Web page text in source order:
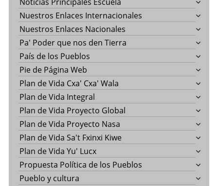
Nuestros Enlaces Internacionales
Nuestros Enlaces Nacionales
Pa' Poder que nos den Tierra
País de los Pueblos
Pie de Página Web
Plan de Vida Cxa' Cxa' Wala
Plan de Vida Integral
Plan de Vida Proyecto Global
Plan de Vida Proyecto Nasa
Plan de Vida Sa't Fxinxi Kiwe
Plan de Vida Yu' Lucx
Propuesta Política de los Pueblos
Pueblo y cultura